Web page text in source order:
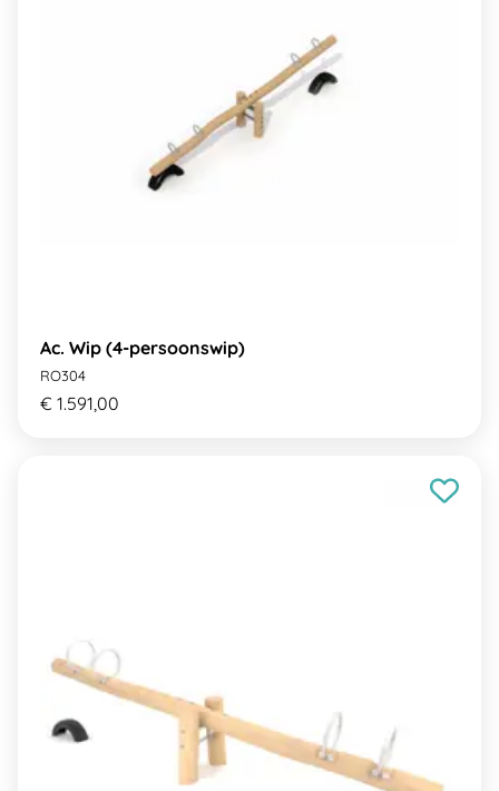
Ac. Wip (4-persoonswip)
RO304
€ 1.591,00